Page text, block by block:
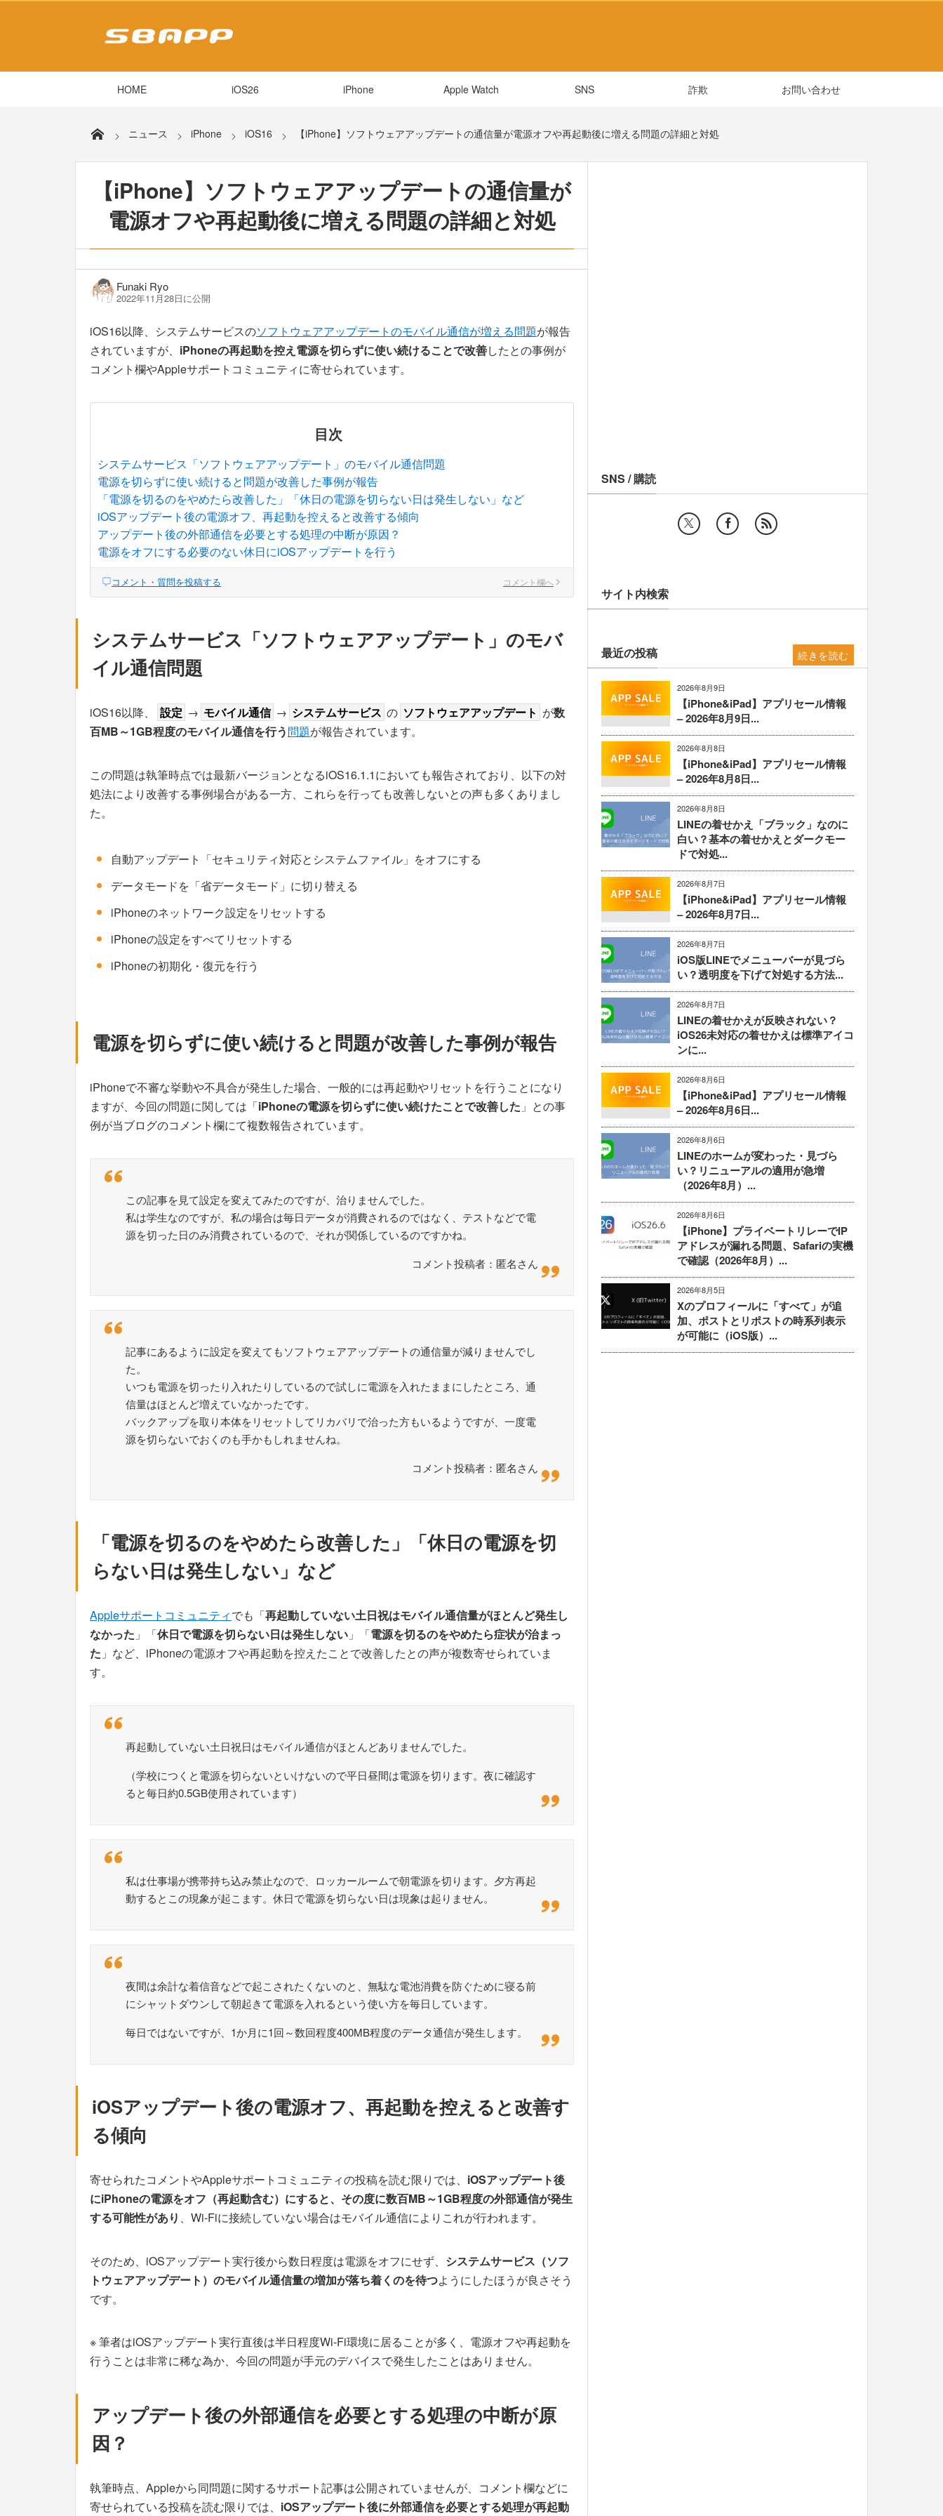
HOME iOS26 iPhone Apple Watch SNS 詐欺 お問い合わせ
ニュース iPhone iOS16 【iPhone】ソフトウェアアップデートの通信量が電源オフや再起動後に増える問題の詳細と対処
【iPhone】ソフトウェアアップデートの通信量が
電源オフや再起動後に増える問題の詳細と対処
Funaki Ryo
2022年11月28日に公開
iOS16以降、システムサービスのソフトウェアアップデートのモバイル通信が増える問題が報告
されていますが、 iPhoneの再起動を控え電源を切らずに使い続けることで改善したとの事例が
コメント欄やAppleサポートコミュニティに寄せられています。
目次
システムサービス「ソフトウェアアップデート」のモバイル通信問題
電源を切らずに使い続けると問題が改善した事例が報告
「電源を切るのをやめたら改善した」「休日の電源を切らない日は発生しない」など
iOSアップデート後の電源オフ、再起動を控えると改善する傾向
アップデート後の外部通信を必要とする処理の中断が原因？
電源をオフにする必要のない休日にiOSアップデートを行う
コメント・質問を投稿する コメント欄へ
システムサービス「ソフトウェアアップデート」のモバ
イル通信問題
iOS16以降、 設定 → モバイル通信 → システムサービス の ソフトウェアアップデート が数
百MB～1GB程度のモバイル通信を行う問題が報告されています。
この問題は執筆時点では最新バージョンとなるiOS16.1.1においても報告されており、以下の対
処法により改善する事例場合がある一方、これらを行っても改善しないとの声も多くありまし
た。
自動アップデート「セキュリティ対応とシステムファイル」をオフにする
データモードを「省データモード」に切り替える
iPhoneのネットワーク設定をリセットする
iPhoneの設定をすべてリセットする
iPhoneの初期化・復元を行う
電源を切らずに使い続けると問題が改善した事例が報告
iPhoneで不審な挙動や不具合が発生した場合、一般的には再起動やリセットを行うことになり
ますが、今回の問題に関しては「iPhoneの電源を切らずに使い続けたことで改善した 」との事
例が当ブログのコメント欄にて複数報告されています。
この記事を見て設定を変えてみたのですが、治りませんでした。
私は学生なのですが、私の場合は毎日データが消費されるのではなく、テストなどで電
源を切った日のみ消費されているので、それが関係しているのですかね。
コメント投稿者：匿名さん
記事にあるように設定を変えてもソフトウェアアップデートの通信量が減りませんでし
た。
いつも電源を切ったり入れたりしているので試しに電源を入れたままにしたところ、通
信量はほとんど増えていなかったです。
バックアップを取り本体をリセットしてリカバリで治った方もいるようですが、一度電
源を切らないでおくのも手かもしれませんね。
コメント投稿者：匿名さん
「電源を切るのをやめたら改善した」「休日の電源を切
らない日は発生しない」など
Appleサポートコミュニティでも「再起動していない土日祝はモバイル通信量がほとんど発生し
なかった 」「休日で電源を切らない日は発生しない 」「電源を切るのをやめたら症状が治まっ
た 」など、iPhoneの電源オフや再起動を控えたことで改善したとの声が複数寄せられていま
す。
再起動していない土日祝日はモバイル通信がほとんどありませんでした。
（学校につくと電源を切らないといけないので平日昼間は電源を切ります。夜に確認す
ると毎日約0.5GB使用されています）
私は仕事場が携帯持ち込み禁止なので、ロッカールームで朝電源を切ります。夕方再起
動するとこの現象が起こます。休日で電源を切らない日は現象は起りません。
夜間は余計な着信音などで起こされたくないのと、無駄な電池消費を防ぐために寝る前
にシャットダウンして朝起きて電源を入れるという使い方を毎日しています。
毎日ではないですが、1か月に1回～数回程度400MB程度のデータ通信が発生します。
iOSアップデート後の電源オフ、再起動を控えると改善す
る傾向
寄せられたコメントやAppleサポートコミュニティの投稿を読む限りでは、 iOSアップデート後
にiPhoneの電源をオフ（再起動含む）にすると、その度に数百MB～1GB程度の外部通信が発生
する可能性があり 、Wi-Fiに接続していない場合はモバイル通信によりこれが行われます。
そのため、iOSアップデート実行後から数日程度は電源をオフにせず、 システムサービス（ソフ
トウェアアップデート）のモバイル通信量の増加が落ち着くのを待つようにしたほうが良さそう
です。
※ 筆者はiOSアップデート実行直後は半日程度Wi-Fi環境に居ることが多く、電源オフや再起動を
行うことは非常に稀な為か、今回の問題が手元のデバイスで発生したことはありません。
アップデート後の外部通信を必要とする処理の中断が原
因？
執筆時点、Appleから同問題に関するサポート記事は公開されていませんが、コメント欄などに
寄せられている投稿を読む限りでは、 iOSアップデート後に外部通信を必要とする処理が再起動
SNS / 購読
サイト内検索
最近の投稿
2026年8月9日
【iPhone&iPad】アプリセール情報
– 2026年8月9日...
2026年8月8日
【iPhone&iPad】アプリセール情報
– 2026年8月8日...
2026年8月8日
LINEの着せかえ「ブラック」なのに
白い？基本の着せかえとダークモー
ドで対処...
2026年8月7日
【iPhone&iPad】アプリセール情報
– 2026年8月7日...
2026年8月7日
iOS版LINEでメニューバーが見づら
い？透明度を下げて対処する方法...
2026年8月7日
LINEの着せかえが反映されない？
iOS26未対応の着せかえは標準アイコ
ンに...
2026年8月6日
【iPhone&iPad】アプリセール情報
– 2026年8月6日...
2026年8月6日
LINEのホームが変わった・見づら
い？リニューアルの適用が急増
（2026年8月）...
2026年8月6日
【iPhone】プライベートリレーでIP
アドレスが漏れる問題、Safariの実機
で確認（2026年8月）...
2026年8月5日
Xのプロフィールに「すべて」が追
加、ポストとリポストの時系列表示
が可能に（iOS版）...
続きを読む